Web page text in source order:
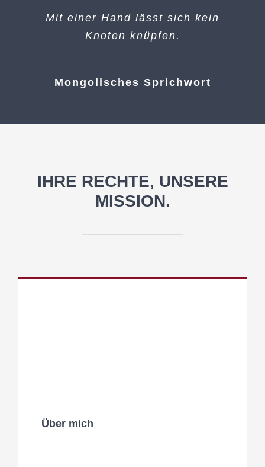
Mit einer Hand lässt sich kein
Knoten knüpfen.
Mongolisches Sprichwort
IHRE RECHTE, UNSERE
MISSION.
Über mich